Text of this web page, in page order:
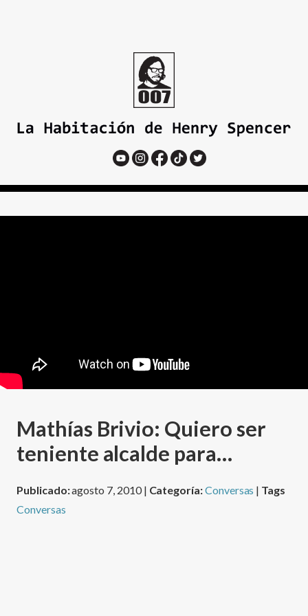
Mathí­as Brivio: Quiero ser
teniente alcalde para…
Publicado:agosto 7, 2010 | Categoría:Conversas | Tags
Conversas